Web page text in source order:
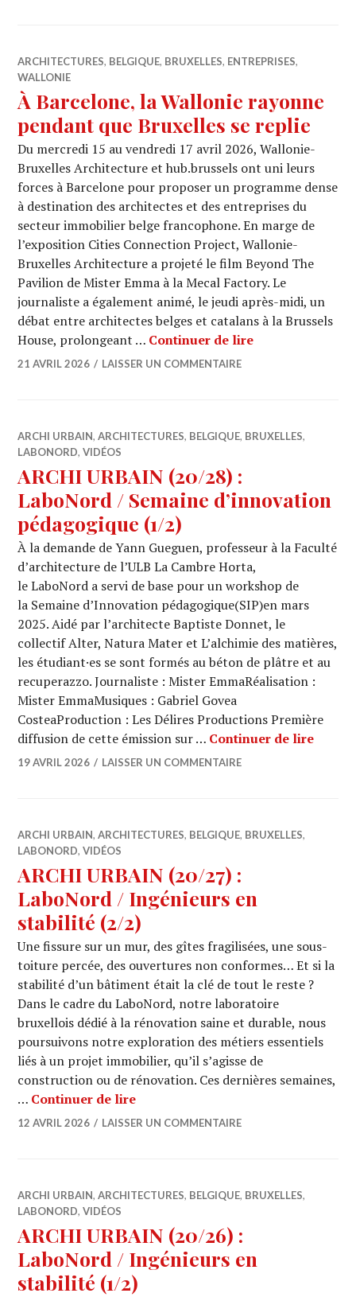
ARCHITECTURES, BELGIQUE, BRUXELLES, ENTREPRISES,
WALLONIE
À Barcelone, la Wallonie rayonne
pendant que Bruxelles se replie
Du mercredi 15 au vendredi 17 avril 2026, Wallonie-
Bruxelles Architecture et hub.brussels ont uni leurs
forces à Barcelone pour proposer un programme dense
à destination des architectes et des entreprises du
secteur immobilier belge francophone. En marge de
l’exposition Cities Connection Project, Wallonie-
Bruxelles Architecture a projeté le film Beyond The
Pavilion de Mister Emma à la Mecal Factory. Le
journaliste a également animé, le jeudi après-midi, un
débat entre architectes belges et catalans à la Brussels
House, prolongeant … Continuer de lireÀ Barcelone, la
21 AVRIL 2026 LAISSER UN COMMENTAIRE
ARCHI URBAIN,ARCHITECTURES, BELGIQUE, BRUXELLES,
LABONORD,VIDÉOS
ARCHI URBAIN (20/28) :
LaboNord / Semaine d’innovation
pédagogique (1/2)
À la demande de Yann Gueguen, professeur à la Faculté
d’architecture de l’ULB La Cambre Horta,
le LaboNord a servi de base pour un workshop de
la Semaine d’Innovation pédagogique(SIP)en mars
2025. Aidé par l’architecte Baptiste Donnet, le
collectif Alter, Natura Mater et L’alchimie des matières,
les étudiant·es se sont formés au béton de plâtre et au
recuperazzo. Journaliste : Mister EmmaRéalisation :
Mister EmmaMusiques : Gabriel Govea
CosteaProduction : Les Délires Productions Première
diffusion de cette émission sur … Continuer de lire
19 AVRIL 2026 LAISSER UN COMMENTAIRE
ARCHI URBAIN,ARCHITECTURES, BELGIQUE, BRUXELLES,
LABONORD,VIDÉOS
ARCHI URBAIN (20/27) :
LaboNord / Ingénieurs en
stabilité (2/2)
Une fissure sur un mur, des gîtes fragilisées, une sous-
toiture percée, des ouvertures non conformes… Et si la
stabilité d’un bâtiment était la clé de tout le reste ?
Dans le cadre du LaboNord, notre laboratoire
bruxellois dédié à la rénovation saine et durable, nous
poursuivons notre exploration des métiers essentiels
liés à un projet immobilier, qu’il s’agisse de
construction ou de rénovation. Ces dernières semaines,
… Continuer de lireARCHI URBAIN (20/27) :
12 AVRIL 2026 LAISSER UN COMMENTAIRE
ARCHI URBAIN,ARCHITECTURES, BELGIQUE, BRUXELLES,
LABONORD,VIDÉOS
ARCHI URBAIN (20/26) :
LaboNord / Ingénieurs en
stabilité (1/2)